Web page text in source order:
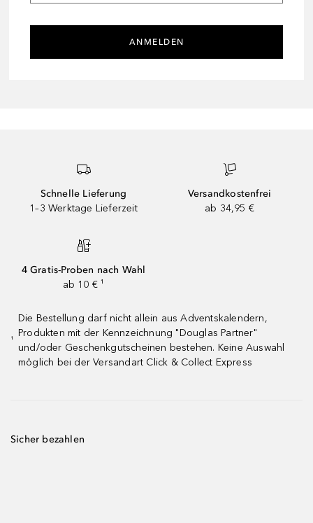
ANMELDEN
Schnelle Lieferung
1–3 Werktage Lieferzeit
Versandkostenfrei
ab 34,95 €
4 Gratis-Proben nach Wahl
ab 10 € ¹
¹
Die Bestellung darf nicht allein aus Adventskalendern,
Produkten mit der Kennzeichnung "Douglas Partner"
und/oder Geschenkgutscheinen bestehen. Keine Auswahl
möglich bei der Versandart Click & Collect Express
Sicher bezahlen